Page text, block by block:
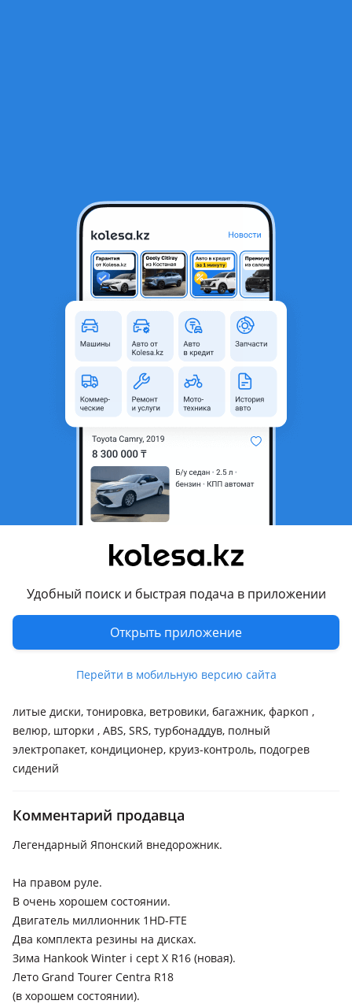
Удобный поиск и быстрая подача в приложении
Открыть приложение
Перейти в мобильную версию сайта
Toyota Land Cruiser 2005 года
12 700 000 ₸
Объявление находится в архиве и может быть
Алматы, Алматинская
2005 - 2007 J100 [2-й
Внедорожник
Объем двигателя, л
177 000 км
Автомат
Привод
Полный привод
Руль
Справа
Цвет
черный металлик
Растаможен в Казахстане
литые диски, тонировка, ветровики, багажник, фаркоп ,
велюр, шторки , ABS, SRS, турбонаддув, полный
электропакет, кондиционер, круиз-контроль, подогрев
сидений
Комментарий продавца
Легендарный Японский внедорожник.
На правом руле.
В очень хорошем состоянии.
Двигатель миллионник 1HD-FTE
Два комплекта резины на дисках.
Зима Hankook Winter i cept X R16 (новая).
Лето Grand Tourer Centra R18
(в хорошем состоянии).